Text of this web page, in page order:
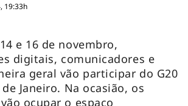
19:33h
e 16 de novembro,
digitais, comunicadores e
geral vão participar do G20
Janeiro. Na ocasião, os
ocupar o espaço